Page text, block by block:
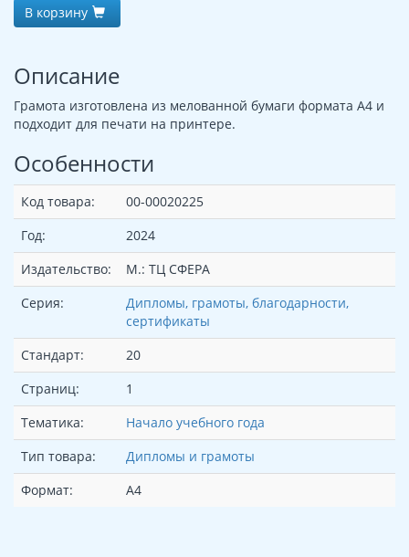
В корзину
Описание
Грамота изготовлена из мелованной бумаги формата А4 и
подходит для печати на принтере.
Особенности
Код товара:
00-00020225
Год:
2024
Издательство:
М.: ТЦ СФЕРА
Серия:
Дипломы, грамоты, благодарности,
сертификаты
Стандарт:
20
Страниц:
1
Тематика:
Начало учебного года
Тип товара:
Дипломы и грамоты
Формат:
А4